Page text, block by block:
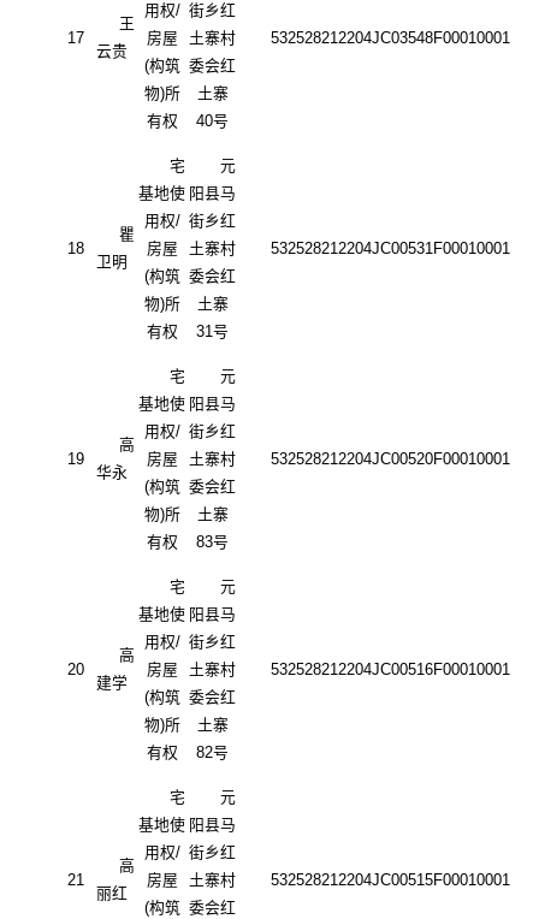
17
王
云贵
用权/
房屋
(构筑
物)所
有权
街乡红
土寨村
委会红
土寨
40号
532528212204JC03548F00010001
18
瞿
卫明
宅
基地使
用权/
房屋
(构筑
物)所
有权
元
阳县马
街乡红
土寨村
委会红
土寨
31号
532528212204JC00531F00010001
19
高
华永
宅
基地使
用权/
房屋
(构筑
物)所
有权
元
阳县马
街乡红
土寨村
委会红
土寨
83号
532528212204JC00520F00010001
20
高
建学
宅
基地使
用权/
房屋
(构筑
物)所
有权
元
阳县马
街乡红
土寨村
委会红
土寨
82号
532528212204JC00516F00010001
21
高
丽红
宅
基地使
用权/
房屋
(构筑
元
阳县马
街乡红
土寨村
委会红
532528212204JC00515F00010001